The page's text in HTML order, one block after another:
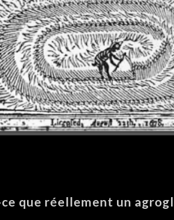
ce que réellement un